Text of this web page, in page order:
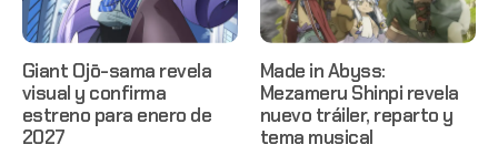
Giant Ojō-sama revela
visual y confirma
estreno para enero de
2027
Made in Abyss:
Mezameru Shinpi revela
nuevo tráiler, reparto y
tema musical